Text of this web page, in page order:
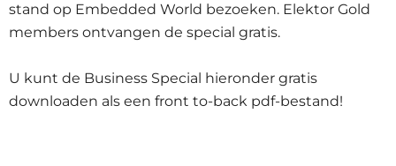
stand op Embedded World bezoeken. Elektor Gold
members ontvangen de special gratis.
U kunt de Business Special hieronder gratis
downloaden als een front to-back pdf-bestand!